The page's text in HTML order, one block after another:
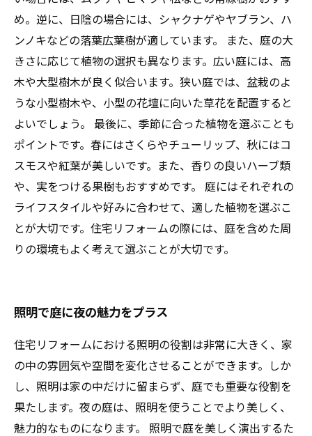
め。逆に、日陰の場合には、シャクナゲやヤブラン、ハ
ンノキなどの落葉広葉樹が適しています。 また、庭の大
きさに応じて植物の選択も異なります。広い庭には、高
木や大型樹木が良く似合います。狭い庭では、盆栽のよ
うな小型樹木や、小型の花壇に向いた草花を配置すると
よいでしょう。 最後に、季節に合った植物を選ぶことも
ポイントです。春にはさくらやチューリップ、秋にはコ
スモスや紅葉が美しいです。また、香りの良いハーブ類
や、実をつける果樹もおすすめです。 庭にはそれぞれの
ライフスタイルや好みに合わせて、適した植物を選ぶこ
とが大切です。住宅リフォームの際には、庭を含めた周
りの環境もよく考えて選ぶことが大切です。
照明で庭に夜の魅力をプラス
住宅リフォームにおける照明の役割は非常に大きく、家
の中の雰囲気や空間を変化させることができます。しか
し、照明は家の中だけに留まらず、庭でも重要な役割を
果たします。夜の庭は、照明を使うことでより美しく、
魅力的なものになります。 照明で庭を美しく演出するた